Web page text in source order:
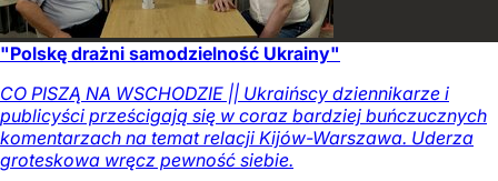
"Polskę drażni samodzielność Ukrainy"
CO PISZĄ NA WSCHODZIE || Ukraińscy dziennikarze i
publicyści prześcigają się w coraz bardziej buńczucznych
komentarzach na temat relacji Kijów-Warszawa. Uderza
groteskowa wręcz pewność siebie.